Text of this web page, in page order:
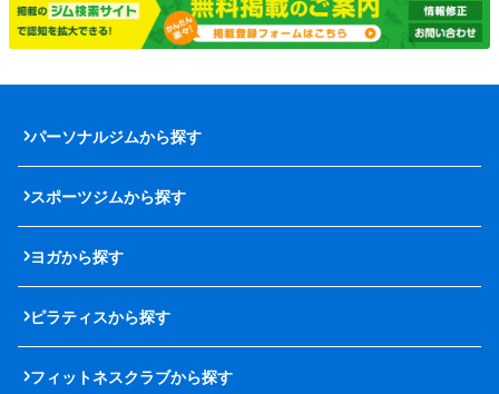
パーソナルジムから探す
スポーツジムから探す
ヨガから探す
ピラティスから探す
フィットネスクラブから探す